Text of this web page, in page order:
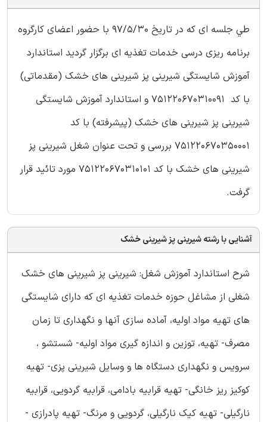
طي جلسه ای كه در تاريخ 97/5/30 با حضور اعضای كارگروه
برنامه ريزی درسی خدمات تغذيه ای برگزار گرديد استاندارد
آموزش شايستگی شیرينی پز شیرينی های خشک (مقدماتی)
با كد 751220670310091 و استاندارد آموزش شايستگی
شیرينی پز شیرينی های خشک (پیشرفته) با كد
751220670350001 بررسی و تحت عنوان شغل شیرينی پز
شیرينی های خشک با كد 751220670310101 مورد تائید قرار
گرفت.
آشنایی با رشته شیرینی پز شیرینی خشک
شرح استاندارد آموزش شغل: شیرینی پز شیرینی های خشک
شغلی از مشاغل حوزه خدمات تغذیه ای که دارای شایستگی
های تهیه مواد اولیه، آماده سازی آنها و نگهداری تا زمان
مصرف- تهیه، توزین و اندازه گیری مواد اولیه- شستشو ،
سرویس و نگهداری دستگاه ها و وسایل شیرینی پزی- تهیه
کوکیز ریز خانگی- تهیه قرابیه بادامی، قرابیه گردویی، قرابیه
نارگیلی- تهیه کیک نارگیلی، گردویی و مرنگ- تهیه پادرازی -